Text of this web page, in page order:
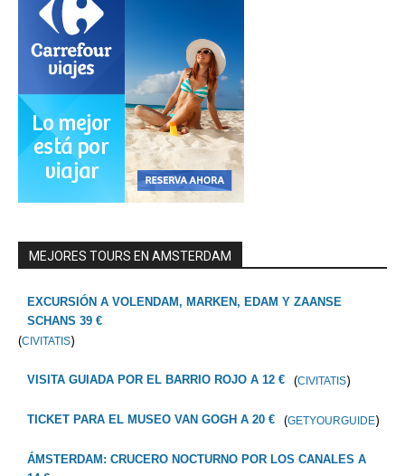
MEJORES TOURS EN AMSTERDAM
EXCURSIÓN A VOLENDAM, MARKEN, EDAM Y ZAANSE
SCHANS 39 €
(CIVITATIS)
VISITA GUIADA POR EL BARRIO ROJO A 12 € (CIVITATIS)
TICKET PARA EL MUSEO VAN GOGH A 20 € (GETYOURGUIDE)
ÁMSTERDAM: CRUCERO NOCTURNO POR LOS CANALES A